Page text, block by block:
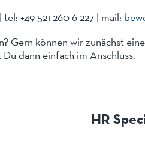
+49 521 260 6 227 | mail:
Gern können wir zunächst
dann einfach im Anschluss.
HR